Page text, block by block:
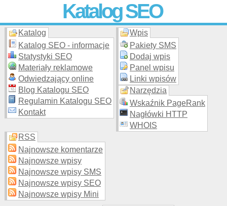
Katalog SEO
Skuteczna i promocja stron WWW –
moderowanego katalogu za darmo!
Katalog
Katalog SEO - informacje
Statystyki SEO
Materiały reklamowe
Odwiedzający online
Blog Katalogu SEO
Regulamin Katalogu SEO
Kontakt
Wpis
Pakiety SMS
Dodaj wpis
Panel wpisu
Linki wpisów
Narzędzia
Wskaźnik PageRank
Nagłówki HTTP
WHOIS
RSS
Najnowsze komentarze
Najnowsze wpisy
Najnowsze wpisy SMS
Najnowsze wpisy SEO
Najnowsze wpisy Mini